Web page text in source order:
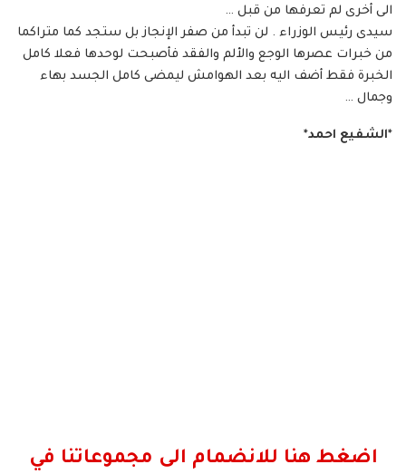
الى أخرى لم تعرفها من قبل …
سيدى رئيس الوزراء . لن تبدأ من صفر الإنجاز بل ستجد كما متراكما
من خبرات عصرها الوجع والألم والفقد فأصبحت لوحدها فعلا كامل
الخبرة فقط أضف اليه بعد الهوامش ليمضى كامل الجسد بهاء
وجمال …
*الشفيع احمد*
اضغط هنا للانضمام الى مجموعاتنا في